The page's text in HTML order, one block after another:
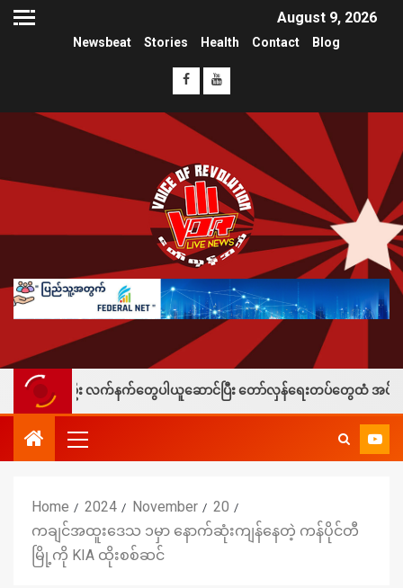
August 9, 2026
Newsbeat Stories Health Contact Blog
လက်နက်တွေပါယူဆောင်ပြီး တော်လှန်ရေးတပ်တွေထံ အပ်နှံလို့ သိန်းတစ်ရ
Home 2024 November
20
ကချင်အထူးဒေသ ၁မှာ နောက်ဆုံးကျန်နေတဲ့ ကန်ပိုင်တီ
မြို့ကို KIA ထိုးစစ်ဆင်